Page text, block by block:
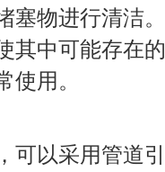
塞物进行清洁
其中可能存在
用。
可以采用管道